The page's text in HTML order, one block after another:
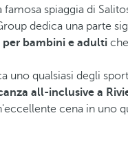
spiaggia di
dedica una parte
bambini e adulti
uno qualsiasi degli
all-inclusive a
cena in uno